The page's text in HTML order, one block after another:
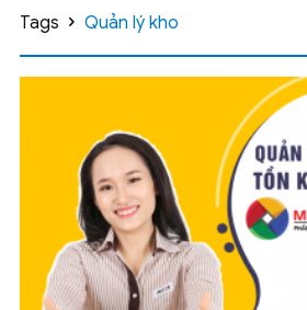
Tags Quản lý kho